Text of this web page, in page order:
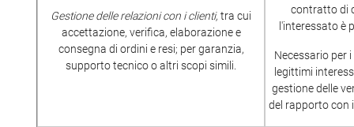
Gestione delle relazioni con i clienti, tra cui
accettazione, verifica, elaborazione e
consegna di ordini e resi; per garanzia,
supporto tecnico o altri scopi simili.
contratto di
l'interessato è
Necessario per
legittimi
gestione delle
del rapporto con